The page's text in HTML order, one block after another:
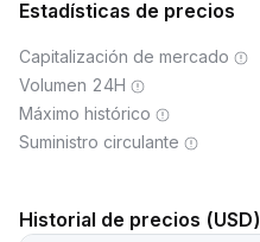
Estadísticas de precios
Capitalización de mercado
Volumen 24H
Máximo histórico
Suministro circulante
Historial de precios (USD)